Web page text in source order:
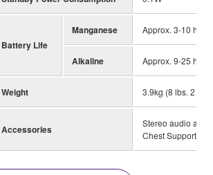
Battery Life
Manganese Approx. 3-10 hrs
Alkaline Approx. 9-25 hrs
Weight 3.9kg (8 lbs. 2 oz)
Accessories
Stereo audio
Chest Support,